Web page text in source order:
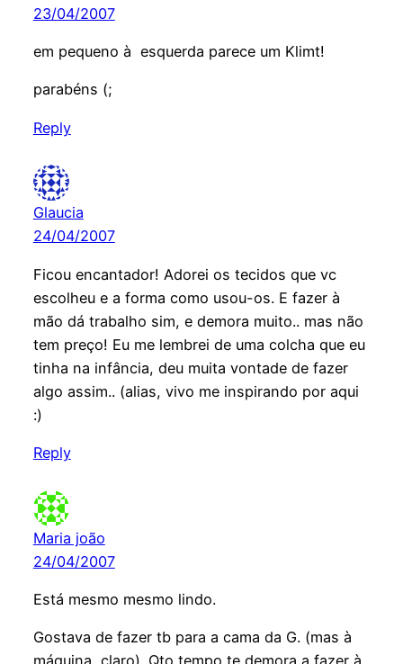
23/04/2007
em pequeno à esquerda parece um Klimt!
parabéns (;
Reply
Glaucia
24/04/2007
Ficou encantador! Adorei os tecidos que vc
escolheu e a forma como usou-os. E fazer à
mão dá trabalho sim, e demora muito.. mas não
tem preço! Eu me lembrei de uma colcha que eu
tinha na infância, deu muita vontade de fazer
algo assim.. (alias, vivo me inspirando por aqui
:)
Reply
Maria joão
24/04/2007
Está mesmo mesmo lindo.
Gostava de fazer tb para a cama da G. (mas à